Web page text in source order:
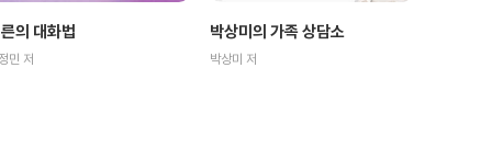
의 대화법
민 저
박상미의 가족 상담소
박상미 저